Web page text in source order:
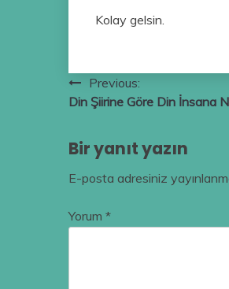
Kolay gelsin.
Yazı
gezinmesi
Previous:
Din Şiirine Göre Din İnsana
Bir yanıt yazın
E-posta adresiniz
Yorum *